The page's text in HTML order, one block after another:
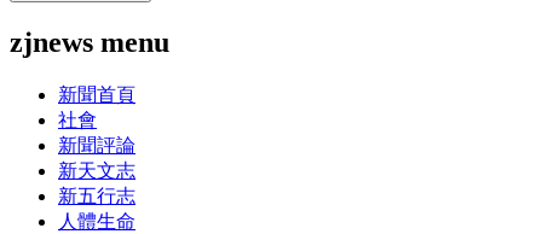
zjnews menu
新聞首頁
社會
新聞評論
新天文志
新五行志
人體生命